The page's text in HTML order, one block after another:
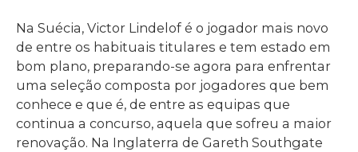
Na Suécia, Victor Lindelof é o jogador mais novo
de entre os habituais titulares e tem estado em
bom plano, preparando-se agora para enfrentar
uma seleção composta por jogadores que bem
conhece e que é, de entre as equipas que
continua a concurso, aquela que sofreu a maior
renovação. Na Inglaterra de Gareth Southgate